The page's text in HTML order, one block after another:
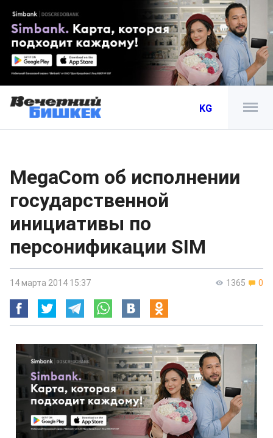
KG
MegaCom об исполнении
государственной
инициативы по
персонификации SIM
1365 0
14 марта 2014 15:37